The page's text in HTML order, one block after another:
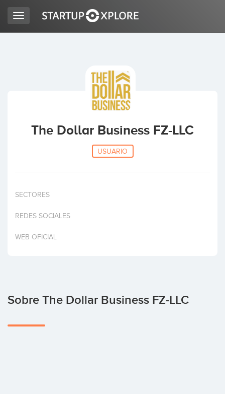
ACCESO
Invertir
Toggle
navigation
The Dollar Business FZ-LLC
USUARIO
SECTORES
REDES SOCIALES
WEB OFICIAL
Sobre The Dollar Business FZ-LLC